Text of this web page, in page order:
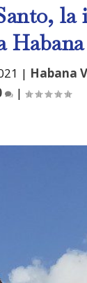
la
Habana
| Habana
|